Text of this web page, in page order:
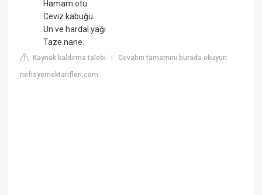
Hamam otu.
Ceviz kabuğu.
Un ve hardal yağı
Taze nane.
Kaynak kaldırma talebi |Cevabın tamamını burada okuyun:
nefisyemektarifleri.com